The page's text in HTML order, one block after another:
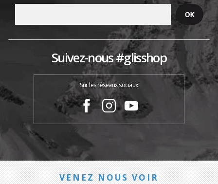
Suivez-nous #glisshop
Sur les réseaux sociaux
VENEZ NOUS VOIR